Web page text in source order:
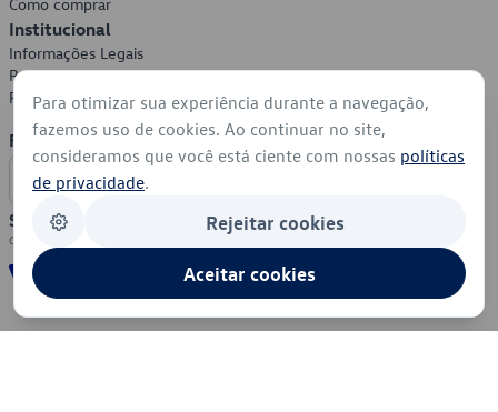
Institucional
Informações Legais
Política de Privacidade
Política de Cookies
Formas de Pagamento
Segurança
Para otimizar sua experiência durante a navegação,
fazemos uso de cookies. Ao continuar no site,
consideramos que você está ciente com nossas políticas
de privacidade.
Rejeitar cookies
Aceitar cookies